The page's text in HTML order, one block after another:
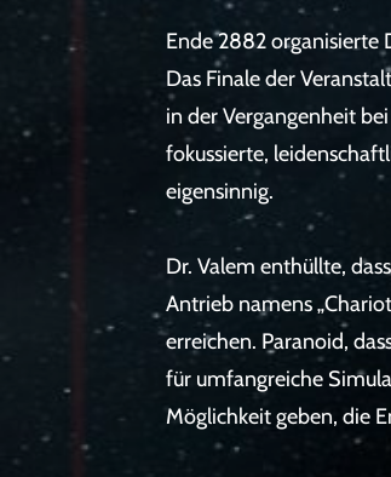
Ende 2882 organisierte
Das Finale der
in der Vergangenheit
fokussierte,
eigensinnig.
Dr. Valem enthüllte,
Antrieb namens
erreichen. Paranoid,
für umfangreiche
Möglichkeit geben, die